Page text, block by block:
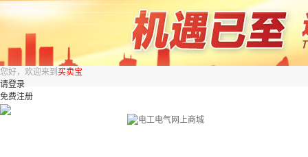
您好，欢迎来到 买卖宝
请登录
免费注册